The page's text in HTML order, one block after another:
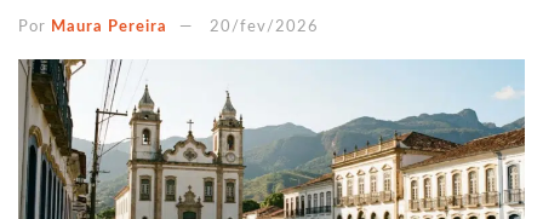
Por Maura Pereira 20/fev/2026